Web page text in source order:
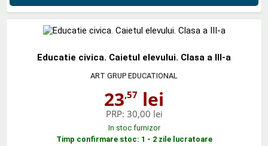
Educatie civica. Caietul elevului. Clasa a III-a
ART GRUP EDUCATIONAL
23,57 lei
PRP: 30,00 lei
In stoc furnizor
Timp confirmare stoc: 1 - 2 zile lucratoare